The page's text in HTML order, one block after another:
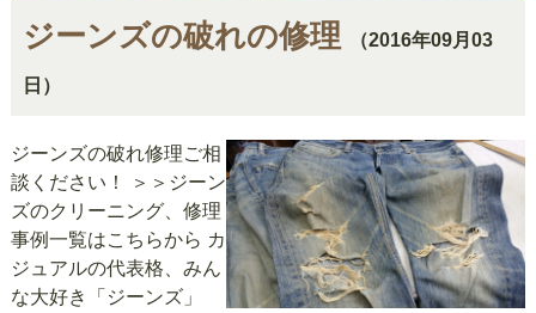
ジーンズの破れの修理 （2016年09月03
日）
ジーンズの破れ修理ご相
談ください！ ＞＞ジーン
ズのクリーニング、修理
事例一覧はこちらから カ
ジュアルの代表格、みん
な大好き「ジーンズ」